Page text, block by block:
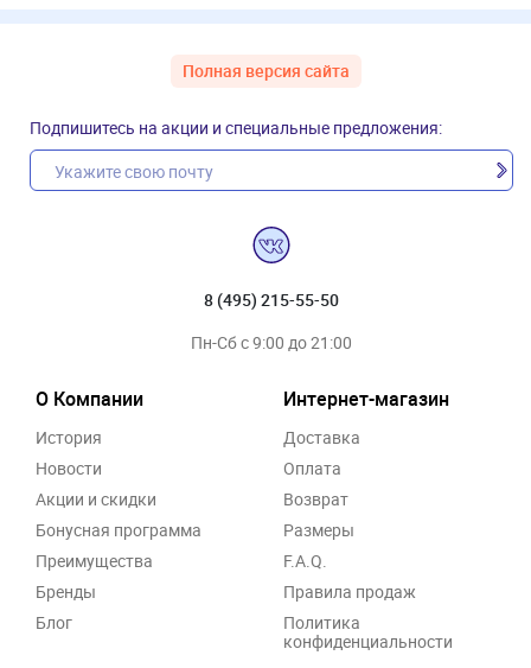
Полная версия сайта
Подпишитесь на акции и специальные предложения:
8 (495) 215-55-50
Пн-Сб с 9:00 до 21:00
О Компании
История
Новости
Акции и скидки
Бонусная программа
Преимущества
Бренды
Блог
Интернет-магазин
Доставка
Оплата
Возврат
Размеры
F.A.Q.
Правила продаж
Политика
конфиденциальности